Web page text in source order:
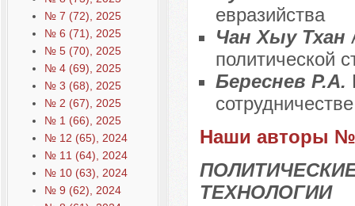
№ 7 (72), 2025
№ 6 (71), 2025
№ 5 (70), 2025
№ 4 (69), 2025
№ 3 (68), 2025
№ 2 (67), 2025
№ 1 (66), 2025
№ 12 (65), 2024
№ 11 (64), 2024
№ 10 (63), 2024
№ 9 (62), 2024
евразийства
Чан Хыу Тхан
политической
Береснев Р.А.
Наши авторы №
ТЕХНОЛОГИИ